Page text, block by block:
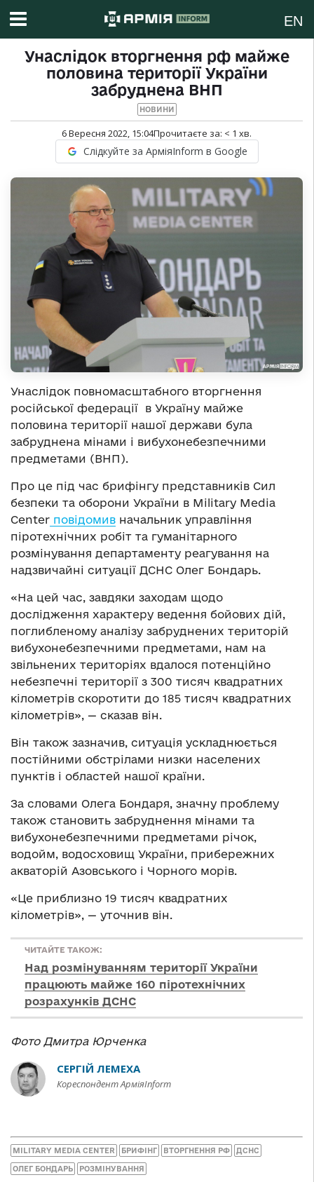
EN
Унаслідок вторгнення рф майже
половина території України
забруднена ВНП
НОВИНИ
6 Вересня 2022, 15:04Прочитаєте за: < 1 хв.
Слідкуйте за АрміяInform в Google
Унаслідок повномасштабного вторгнення
російської федерації в Україну майже
половина території нашої держави була
забруднена мінами і вибухонебезпечними
предметами (ВНП).
Про це під час брифінгу представників Сил
безпеки та оборони України в Military Media
Center повідомив начальник управління
піротехнічних робіт та гуманітарного
розмінування департаменту реагування на
надзвичайні ситуації ДСНС Олег Бондарь.
«На цей час, завдяки заходам щодо
дослідження характеру ведення бойових дій,
поглибленому аналізу забруднених територій
вибухонебезпечними предметами, нам на
звільнених територіях вдалося потенційно
небезпечні території з 300 тисяч квадратних
кілометрів скоротити до 185 тисяч квадратних
кілометрів», — сказав він.
Він також зазначив, ситуація ускладнюється
постійними обстрілами низки населених
пунктів і областей нашої країни.
За словами Олега Бондаря, значну проблему
також становить забруднення мінами та
вибухонебезпечними предметами річок,
водойм, водосховищ України, прибережних
акваторій Азовського і Чорного морів.
«Це приблизно 19 тисяч квадратних
кілометрів», — уточнив він.
ЧИТАЙТЕ ТАКОЖ:
Над розмінуванням території України
працюють майже 160 піротехнічних
розрахунків ДСНС
Фото Дмитра Юрченка
СЕРГІЙ ЛЕМЕХА
Кореспондент АрміяInform
MILITARY MEDIA CENTER БРИФІНГ ВТОРГНЕННЯ РФ ДСНС
ОЛЕГ БОНДАРЬ РОЗМІНУВАННЯ